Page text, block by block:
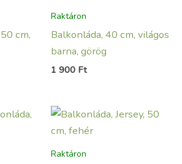
cm,
Raktáron
Balkonláda, 40 cm, világos
barna, görög
1 900 Ft
Raktáron